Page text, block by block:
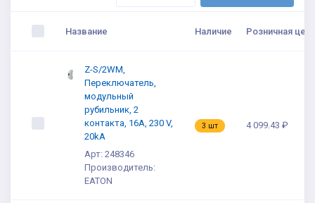
Название Наличие Розничная
Z-S/2WM,
Переключатель,
модульный
рубильник, 2
контакта, 16A, 230 V,
20kA
Арт: 248346
Производитель:
EATON
3 шт 4 099.43 ₽